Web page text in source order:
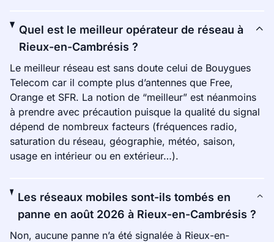
Quel est le meilleur opérateur de réseau à
Rieux-en-Cambrésis ?
Le meilleur réseau est sans doute celui de Bouygues
Telecom car il compte plus d’antennes que Free,
Orange et SFR. La notion de “meilleur” est néanmoins
à prendre avec précaution puisque la qualité du signal
dépend de nombreux facteurs (fréquences radio,
saturation du réseau, géographie, météo, saison,
usage en intérieur ou en extérieur…).
Les réseaux mobiles sont-ils tombés en
panne en août 2026 à Rieux-en-Cambrésis ?
Non, aucune panne n’a été signalée à Rieux-en-